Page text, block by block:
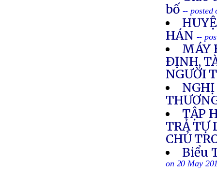
bố -- posted
HÁN --
MÁY
ÐỊNH,
NGƯỜI
TẬP
TRẢ TỰ
CHỦ
Biểu
on 20 May